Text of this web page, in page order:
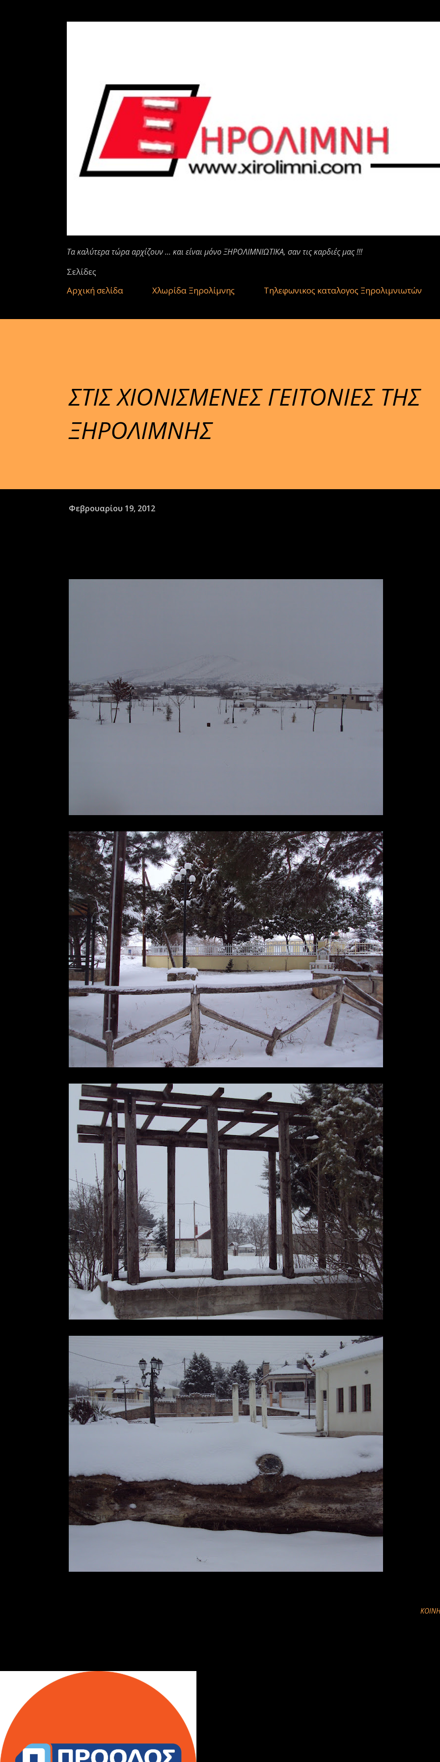
Τα καλύτερα τώρα αρχίζουν ... και είναι μόνο ΞΗΡΟΛΙΜΝΙΩΤΙΚΑ, σαν τις καρδιές μας !!!
Σελίδες
Αρχική σελίδα
Χλωρίδα Ξηρολίμνης Τηλεφωνικος καταλογος Ξηρολιμνιωτών
ΣΤΙΣ ΧΙΟΝΙΣΜΕΝΕΣ ΓΕΙΤΟΝΙΕΣ ΤΗΣ
ΞΗΡΟΛΙΜΝΗΣ
Φεβρουαρίου 19, 2012